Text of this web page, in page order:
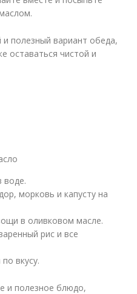
полезный вариант обеда,
оставаться чистой и
воде.
морковь и капусту на
в оливковом масле.
рис и все
вкусу.
и полезное блюдо,